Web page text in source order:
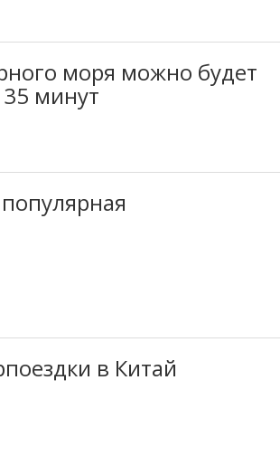
моря можно будет
35 минут
в Китай